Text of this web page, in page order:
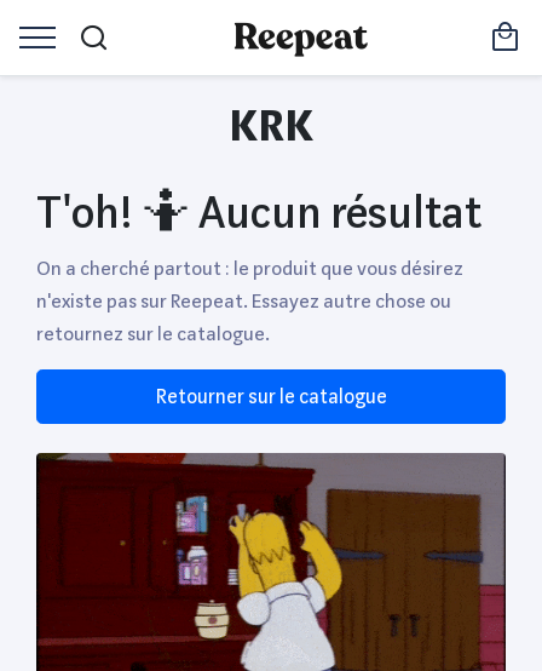
KRK
T'oh! 🤷 Aucun résultat
On a cherché partout : le produit que vous désirez
n'existe pas sur Reepeat. Essayez autre chose ou
retournez sur le catalogue.
Retourner sur le catalogue